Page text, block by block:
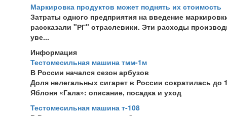
Маркировка продуктов может поднять их стоимость
Затраты одного предприятия на введение
рассказали "РГ" отраслевики. Эти расходы
уве...
Информация
Тестомесильная машина тмм-1м
В России начался сезон арбузов
Доля нелегальных сигарет в России сократилась до
Яблоня «Гала»: описание, посадка и уход
Тестомесильная машина т-108